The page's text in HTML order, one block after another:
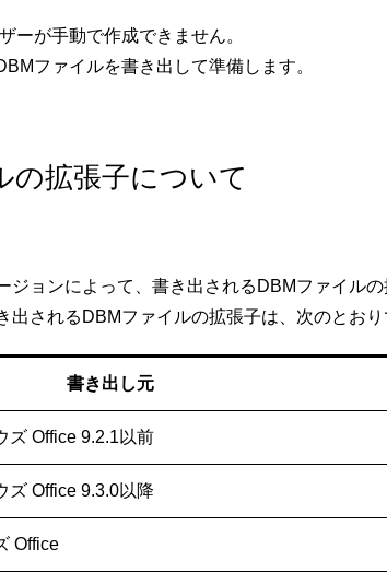
ーが手動で作成できません。
ファイルを書き出して準備します。
の拡張子について
ジョンによって、書き出されるDBMファイルの
出されるDBMファイルの拡張子は、次のとおり
書き出し元
ズ Office 9.2.1以前
ズ Office 9.3.0以降
Office